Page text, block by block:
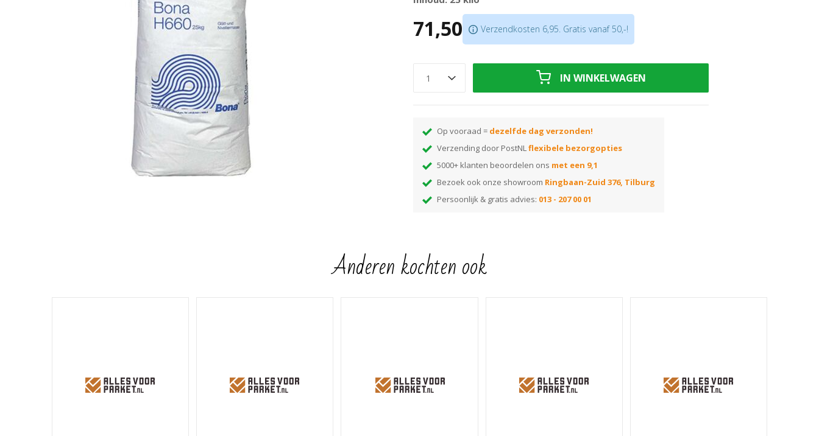
Vloeit zeer goed uit
Tot 3 mm na 24 uur legklaar
Scroll naar beneden voor de gebruiksaanwijzing!
wanneer u meer dan 2 zakken egaline besteld leveren wij dit via een
palletzending. Dit betekent dat er iemand aanwezig moet zijn op het
verzendadres. De levertijd bedraagt dan 1 a 2 werkdagen (voor 14u
kunnen checken!
71,50 Verzendkosten 6,95. Gratis vanaf 50,-!
IN WINKELWAGEN
Op vooraad = dezelfde dag verzonden!
Verzending door PostNLflexibele bezorgopties
5000+ klanten beoordelen ons met een 9,1
Bezoek ook onze showroom Ringbaan-Zuid 376, Tilburg
Persoonlijk & gratis advies: 013 - 207 00 01
Anderen kochten ook